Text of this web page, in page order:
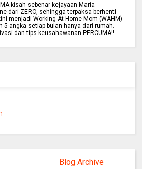
kisah sebenar kejayaan Maria
dari ZERO, sehingga terpaksa berhenti
menjadi Working-At-Home-Mom (WAHM)
5 angka setiap bulan hanya dari rumah.
dan tips keusahawanan PERCUMA!!
Blog Archive